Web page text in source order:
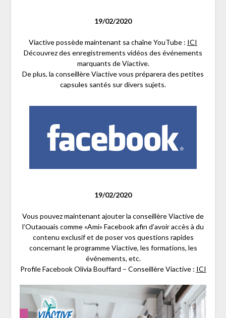
19/02/2020
Viactive possède maintenant sa chaîne YouTube : ICI
Découvrez des enregistrements vidéos des événements
marquants de Viactive.
De plus, la conseillère Viactive vous préparera des petites
capsules santés sur divers sujets.
19/02/2020
Vous pouvez maintenant ajouter la conseillère Viactive de
l’Outaouais comme «Ami» Facebook afin d’avoir accès à du
contenu exclusif et de poser vos questions rapides
concernant le programme Viactive, les formations, les
événements, etc.
Profile Facebook Olivia Bouffard – Conseillère Viactive : ICI